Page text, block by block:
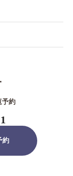
予約
約